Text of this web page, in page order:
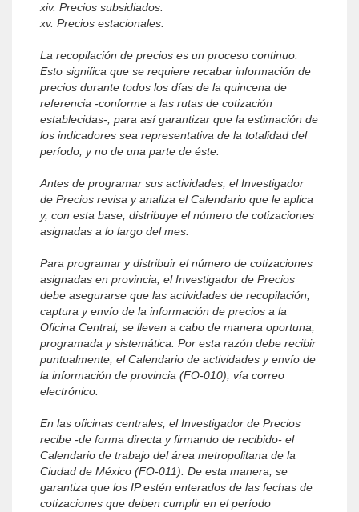
xiv. Precios subsidiados.
xv. Precios estacionales.
La recopilación de precios es un proceso continuo.
Esto significa que se requiere recabar información de
precios durante todos los días de la quincena de
referencia -conforme a las rutas de cotización
establecidas-, para así garantizar que la estimación de
los indicadores sea representativa de la totalidad del
período, y no de una parte de éste.
Antes de programar sus actividades, el Investigador
de Precios revisa y analiza el Calendario que le aplica
y, con esta base, distribuye el número de cotizaciones
asignadas a lo largo del mes.
Para programar y distribuir el número de cotizaciones
asignadas en provincia, el Investigador de Precios
debe asegurarse que las actividades de recopilación,
captura y envío de la información de precios a la
Oficina Central, se lleven a cabo de manera oportuna,
programada y sistemática. Por esta razón debe recibir
puntualmente, el Calendario de actividades y envío de
la información de provincia (FO-010), vía correo
electrónico.
En las oficinas centrales, el Investigador de Precios
recibe -de forma directa y firmando de recibido- el
Calendario de trabajo del área metropolitana de la
Ciudad de México (FO-011). De esta manera, se
garantiza que los IP estén enterados de las fechas de
cotizaciones que deben cumplir en el período